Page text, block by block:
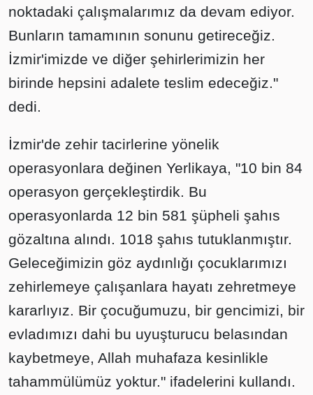
noktadaki çalışmalarımız da devam ediyor.
Bunların tamamının sonunu getireceğiz.
İzmir'imizde ve diğer şehirlerimizin her
birinde hepsini adalete teslim edeceğiz."
dedi.
İzmir'de zehir tacirlerine yönelik
operasyonlara değinen Yerlikaya, "10 bin 84
operasyon gerçekleştirdik. Bu
operasyonlarda 12 bin 581 şüpheli şahıs
gözaltına alındı. 1018 şahıs tutuklanmıştır.
Geleceğimizin göz aydınlığı çocuklarımızı
zehirlemeye çalışanlara hayatı zehretmeye
kararlıyız. Bir çocuğumuzu, bir gencimizi, bir
evladımızı dahi bu uyuşturucu belasından
kaybetmeye, Allah muhafaza kesinlikle
tahammülümüz yoktur." ifadelerini kullandı.